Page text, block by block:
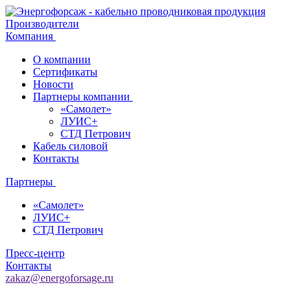
Производители
Компания
О компании
Сертификаты
Новости
Партнеры компании
«Самолет»
ЛУИС+
СТД Петрович
Кабель силовой
Контакты
Партнеры
«Самолет»
ЛУИС+
СТД Петрович
Пресс-центр
Контакты
zakaz@energoforsage.ru